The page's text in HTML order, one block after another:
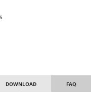
DOWNLOAD FAQ